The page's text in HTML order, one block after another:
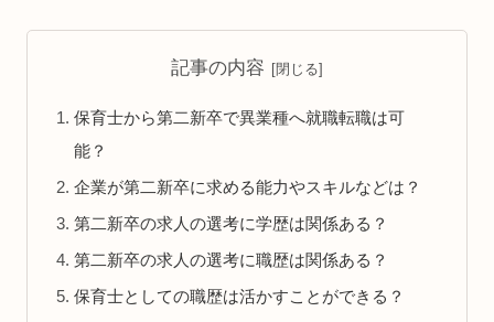
記事の内容
保育士から第二新卒で異業種へ就職転職は可
能？
企業が第二新卒に求める能力やスキルなどは？
第二新卒の求人の選考に学歴は関係ある？
第二新卒の求人の選考に職歴は関係ある？
保育士としての職歴は活かすことができる？